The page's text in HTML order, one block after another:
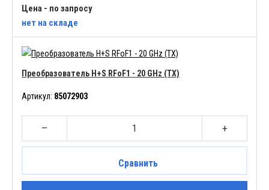
Цена - по запросу
нет на складе
Преобразователь H+S RFoF1 - 20 GHz (TX)
Артикул: 85072903
– +
Сравнить